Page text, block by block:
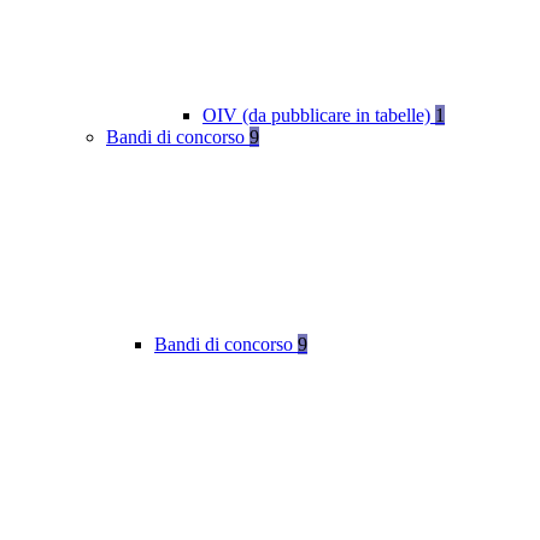
OIV (da pubblicare in tabelle) 1
Bandi di concorso 9
Bandi di concorso 9